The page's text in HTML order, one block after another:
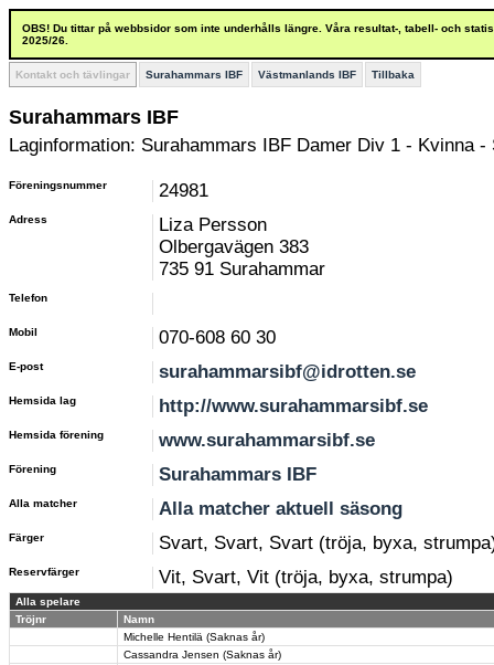
OBS! Du tittar på webbsidor som inte underhålls längre. Våra resultat-, tabell- och
2025/26.
Kontakt och tävlingar Surahammars IBF Västmanlands IBF Tillbaka
Surahammars IBF
Laginformation: Surahammars IBF Damer Div 1 - Kvinna
Föreningsnummer 24981
Adress
Liza Persson
Olbergavägen 383
735 91 Surahammar
Telefon
Mobil 070-608 60 30
E-post surahammarsibf@idrotten.se
Hemsida lag http://www.surahammarsibf.se
Hemsida förening www.surahammarsibf.se
Förening Surahammars IBF
Alla matcher Alla matcher aktuell säsong
Färger Svart, Svart, Svart (tröja, byxa,
Reservfärger Vit, Svart, Vit (tröja, byxa, strumpa)
Alla spelare
Tröjnr
Namn
Michelle Hentilä (Saknas år)
Cassandra Jensen (Saknas år)